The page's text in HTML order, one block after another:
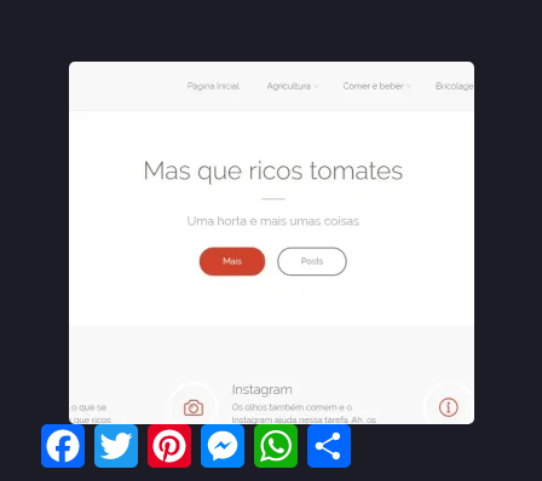
FacebookTwitter PinterestMessengerWhatsApp